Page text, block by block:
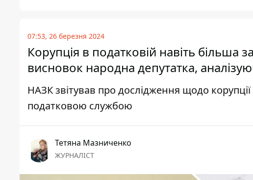
07:53, 26 березня 2024
Корупція в податковій навіть більша
висновок народна депутатка,
НАЗК звітував про дослідження щодо
податковою службою
Тетяна Мазниченко
ЖУРНАЛІСТ